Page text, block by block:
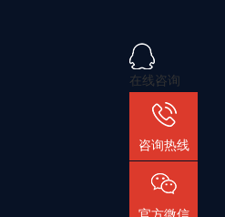
在线咨询
咨询热线